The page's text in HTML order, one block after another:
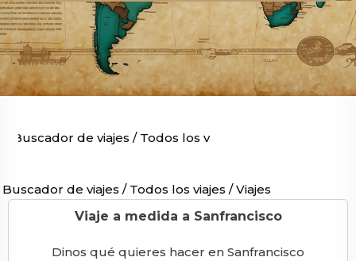
Buscador de viajes / Todos los viajes
Buscador de viajes / Todos los viajes /Viajes por América
Viaje a medida a Sanfrancisco
Dinos qué quieres hacer en Sanfrancisco